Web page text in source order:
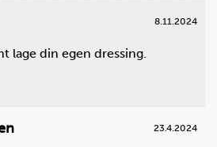
slik som vist på bildet. Ta
med ulike farger, eller bare
8.11.2024
lage din egen dressing.
23.4.2024